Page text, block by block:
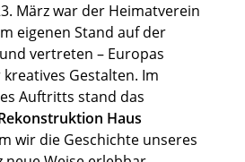
März war der Heimatverein
eigenen Stand auf der
vertreten – Europas
Gestalten. Im
Auftritts stand das
Haus
wir die Geschichte unseres